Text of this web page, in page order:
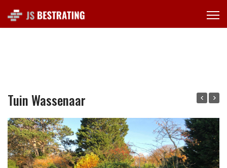
Tuin Wassenaar